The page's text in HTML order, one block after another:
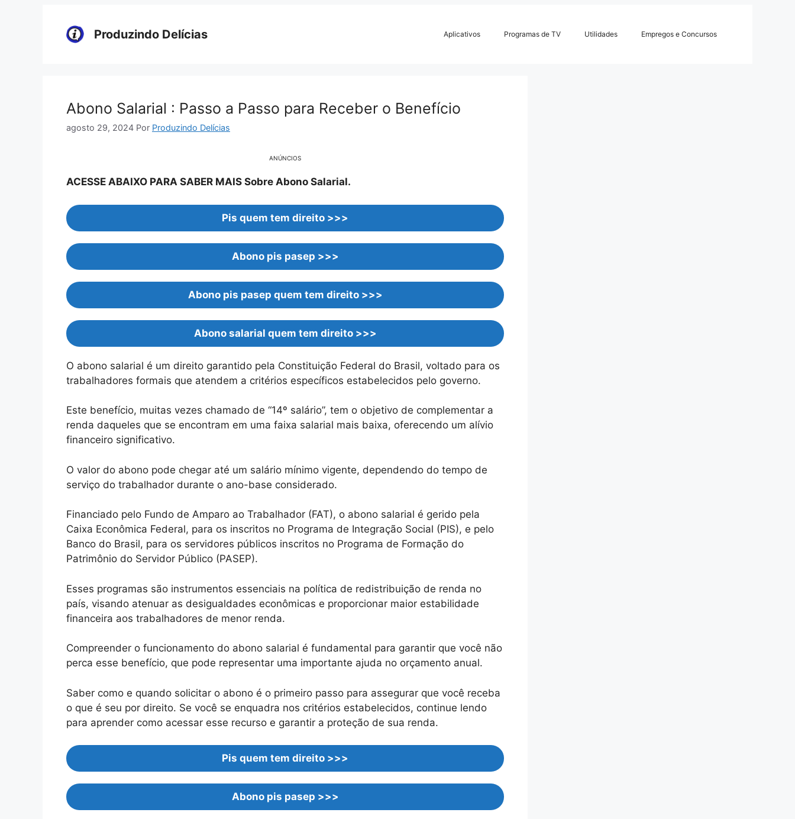
Produzindo Delícias Aplicativos Programas de TV Utilidades Empregos e Concursos
Abono Salarial : Passo a Passo para Receber o Benefício
agosto 29, 2024 Por Produzindo Delícias
ANÚNCIOS
ACESSE ABAIXO PARA SABER MAIS Sobre Abono Salarial.
Pis quem tem direito >>>
Abono pis pasep >>>
Abono pis pasep quem tem direito >>>
Abono salarial quem tem direito >>>
O abono salarial é um direito garantido pela Constituição Federal do Brasil, voltado para os
trabalhadores formais que atendem a critérios específicos estabelecidos pelo governo.
Este benefício, muitas vezes chamado de “14º salário”, tem o objetivo de complementar a
renda daqueles que se encontram em uma faixa salarial mais baixa, oferecendo um alívio
financeiro significativo.
O valor do abono pode chegar até um salário mínimo vigente, dependendo do tempo de
serviço do trabalhador durante o ano-base considerado.
Financiado pelo Fundo de Amparo ao Trabalhador (FAT), o abono salarial é gerido pela
Caixa Econômica Federal, para os inscritos no Programa de Integração Social (PIS), e pelo
Banco do Brasil, para os servidores públicos inscritos no Programa de Formação do
Patrimônio do Servidor Público (PASEP).
Esses programas são instrumentos essenciais na política de redistribuição de renda no
país, visando atenuar as desigualdades econômicas e proporcionar maior estabilidade
financeira aos trabalhadores de menor renda.
Compreender o funcionamento do abono salarial é fundamental para garantir que você não
perca esse benefício, que pode representar uma importante ajuda no orçamento anual.
Saber como e quando solicitar o abono é o primeiro passo para assegurar que você receba
o que é seu por direito. Se você se enquadra nos critérios estabelecidos, continue lendo
para aprender como acessar esse recurso e garantir a proteção de sua renda.
Pis quem tem direito >>>
Abono pis pasep >>>